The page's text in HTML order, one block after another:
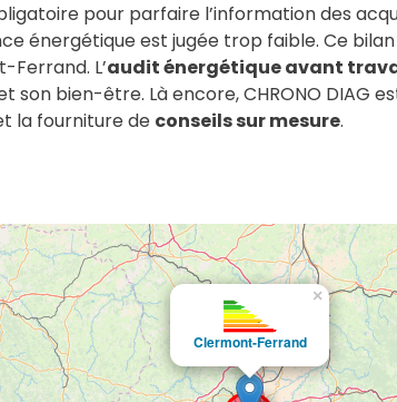
pour parfaire l’information des
énergétique est jugée trop faible. Ce
Ferrand. L’audit énergétique avant
bien-être. Là encore, CHRONO DIAG
la fourniture de conseils sur mesure.
Clermont-Ferrand
×